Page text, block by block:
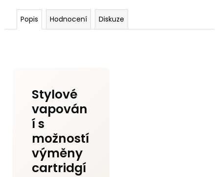
Popis Hodnocení Diskuze
Stylové
vapován
í s
možností
výměny
cartridgí